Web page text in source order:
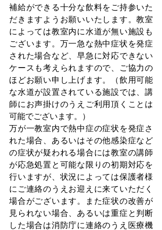
補給ができる十分な飲料をご持参いた
だきますようお願いいたします。教室
によっては教室内に水道が無い施設も
ございます。万一急な熱中症状を発症
された場合など、早急に対応できない
ケースも考えられますので、ご協力の
ほどお願い申し上げます。（飲用可能
な水道が設置されている施設では、講
師にお声掛けのうえご利用頂くことは
可能でございます。）
万が一教室内で熱中症の症状を発症さ
れた場合、あるいはその他感染症など
の症状が疑われる場合には教室の講師
が応急処置と可能な限りの初期対応を
行いますが、状況によっては保護者様
にご連絡のうえお迎えに来ていただく
場合がございます。また症状の改善が
見られない場合、あるいは重症と判断
した場合は消防庁に連絡のうえ医療機